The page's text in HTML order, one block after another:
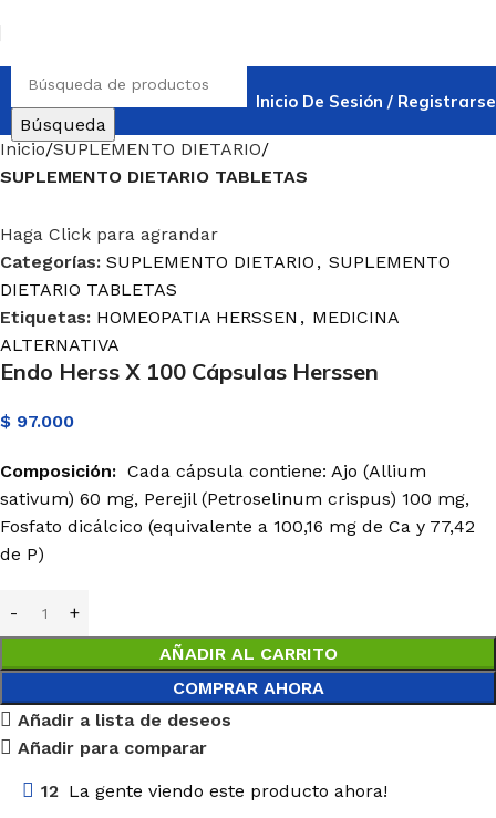
Búsqueda
Inicio De Sesión / Registrarse
Inicio SUPLEMENTO DIETARIO
SUPLEMENTO DIETARIO TABLETAS
Haga Click para agrandar
Categorías: SUPLEMENTO DIETARIO , SUPLEMENTO
DIETARIO TABLETAS
Etiquetas: HOMEOPATIA HERSSEN , MEDICINA
ALTERNATIVA
Endo Herss X 100 Cápsulas Herssen
$ 97.000
Composición: Cada cápsula contiene: Ajo (Allium
sativum) 60 mg, Perejil (Petroselinum crispus) 100 mg,
Fosfato dicálcico (equivalente a 100,16 mg de Ca y 77,42
de P)
AÑADIR AL CARRITO
COMPRAR AHORA
Añadir a lista de deseos
Añadir para comparar
12 La gente viendo este producto ahora!